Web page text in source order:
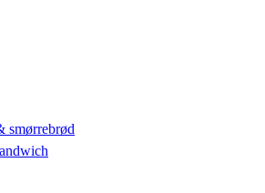
smørrebrød